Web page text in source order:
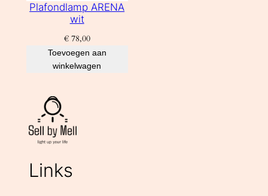
Plafondlamp ARENA
wit
€78,00
Toevoegen aan
winkelwagen
Links